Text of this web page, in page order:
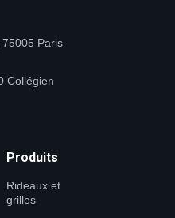
Paris
Collégien
Produits
Rideaux et
grilles